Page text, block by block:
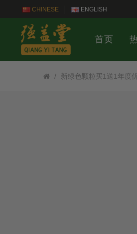
CHINESE ENGLISH
首页
新绿色颗粒买1送1年度